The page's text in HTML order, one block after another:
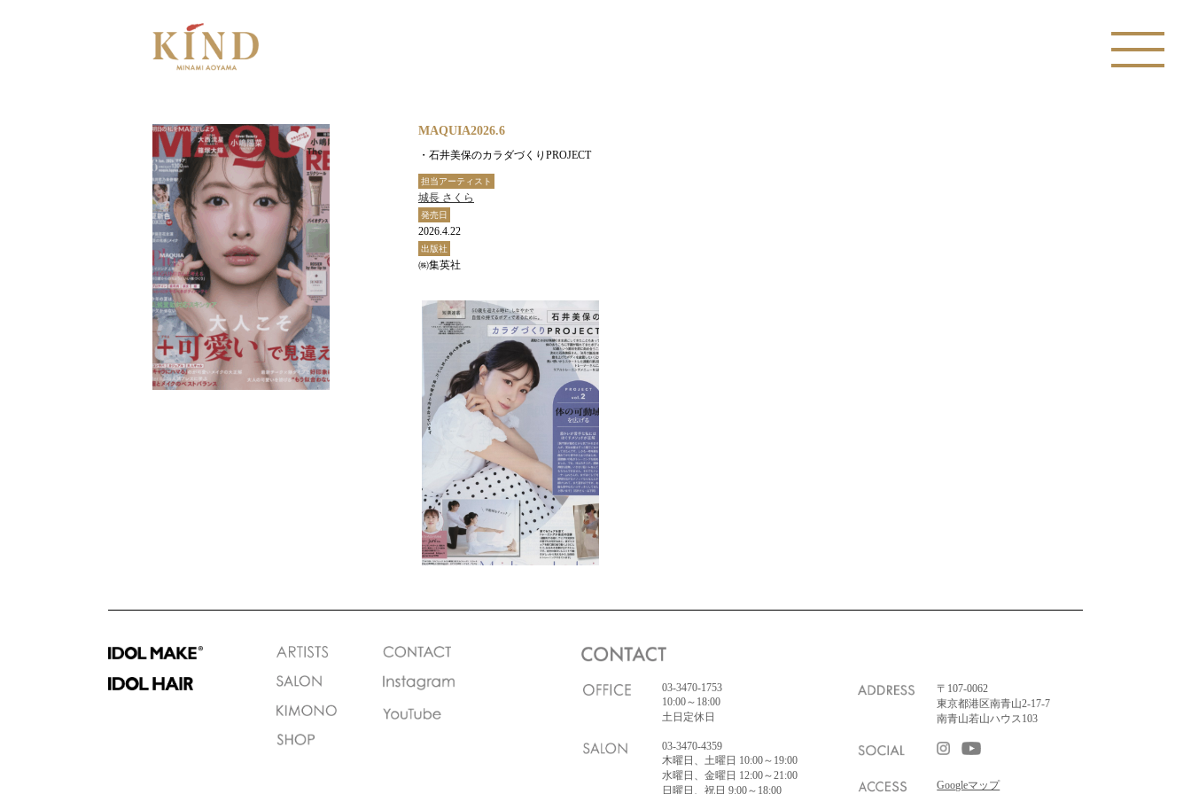
MAQUIA2026.6
・石井美保のカラダづくりPROJECT
担当アーティスト
城長 さくら
発売日
2026.4.22
出版社
㈱集英社
03-3470-1753
10:00～18:00
土日定休日
03-3470-4359
木曜日、土曜日 10:00～19:00
水曜日、金曜日 12:00～21:00
日曜日、祝日 9:00～18:00
〒107-0062
東京都港区南青山2-17-7
南青山若山ハウス103
Googleマップ